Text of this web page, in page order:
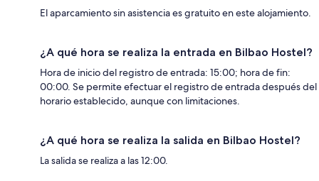
El aparcamiento sin asistencia es gratuito en este alojamiento.
¿A qué hora se realiza la entrada en Bilbao Hostel?
Hora de inicio del registro de entrada: 15:00; hora de fin:
00:00. Se permite efectuar el registro de entrada después del
horario establecido, aunque con limitaciones.
¿A qué hora se realiza la salida en Bilbao Hostel?
La salida se realiza a las 12:00.